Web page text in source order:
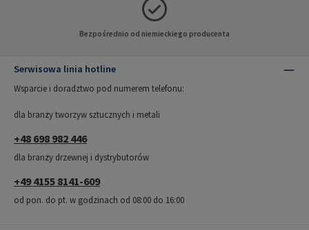
Bezpośrednio od niemieckiego producenta
Serwisowa linia hotline
Wsparcie i doradztwo pod numerem telefonu:
dla branży tworzyw sztucznych i metali
+48 698 982 446
dla branży drzewnej i dystrybutorów
+49 4155 8141-609
od pon. do pt. w godzinach od 08:00 do 16:00